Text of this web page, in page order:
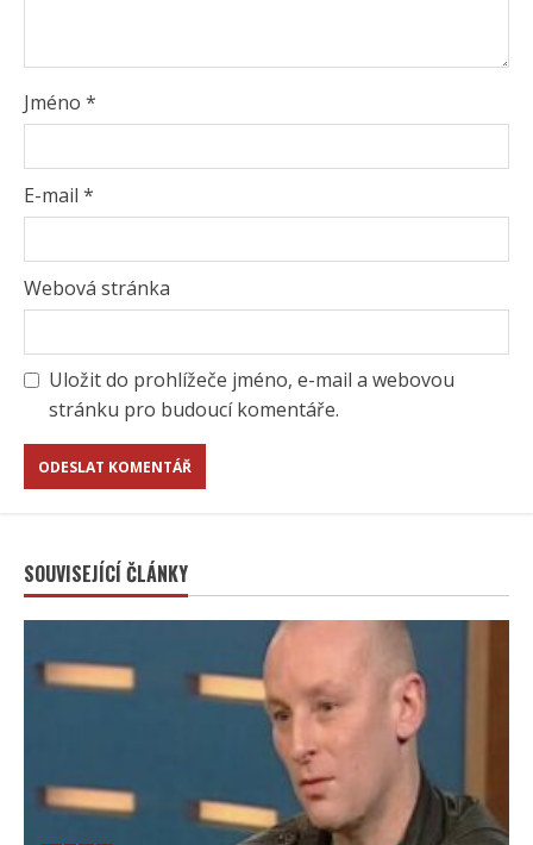
Jméno *
E-mail *
Webová stránka
Uložit do prohlížeče jméno, e-mail a webovou
stránku pro budoucí komentáře.
SOUVISEJÍCÍ ČLÁNKY